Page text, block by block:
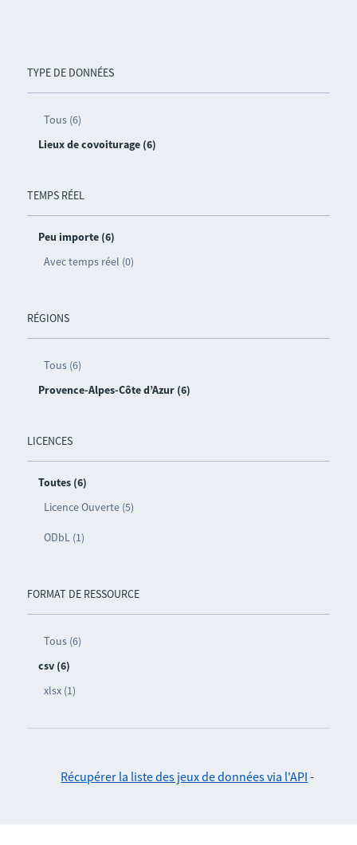
TYPE DE DONNÉES
Tous (6)
Lieux de covoiturage (6)
TEMPS RÉEL
Peu importe (6)
Avec temps réel (0)
RÉGIONS
Tous (6)
Provence-Alpes-Côte d’Azur (6)
LICENCES
Toutes (6)
Licence Ouverte (5)
ODbL (1)
FORMAT DE RESSOURCE
Tous (6)
csv (6)
xlsx (1)
Récupérer la liste des jeux de données via l'API -